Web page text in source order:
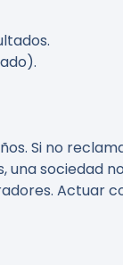
. Si no
sociedad
Actuar